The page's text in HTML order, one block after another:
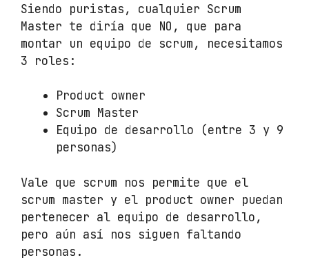
Siendo puristas, cualquier Scrum
Master te diría que NO, que para
montar un equipo de scrum, necesitamos
3 roles:
Product owner
Scrum Master
Equipo de desarrollo (entre 3 y 9
personas)
Vale que scrum nos permite que el
scrum master y el product owner puedan
pertenecer al equipo de desarrollo,
pero aún así nos siguen faltando
personas.